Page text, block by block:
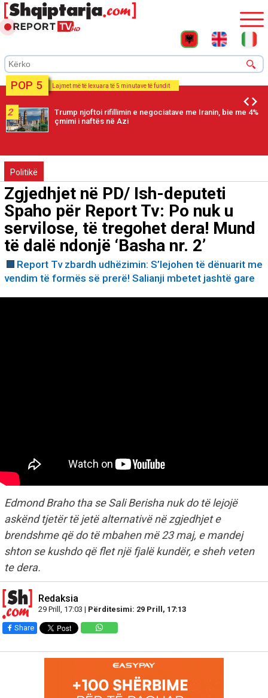
POP 5 Lajmet më të lexuara të 5 minutave të fundit
2
Trump njoftoi rifillimin e negociatave me Iranin, bie me 4%
çmimi i naftës në Azi
Politikë
Zgjedhjet në PD/ Ish-deputeti
Spaho për Report Tv: Po nuk u
servilose, të tregohet dera! Mund
të dalë ndonjë ‘Basha nr. 2’
Report Tv zbardh udhëzimin: S’lejohen të dënuarit me
vendim të formës së prerë! Salianji mbetet jashtë gare
Edmond Braho tha se Sali Berisha nuk do të lejojë
askënd tjetër të jetë alternativë në zgjedhjet e
brendshme që do të mbahen më 23 maj, e mandej
shton se kushdo që flet një fjalë kundër, e sheh veten
te dera.
Redaksia
29 Prill, 17:03 | Përditesimi: 29 Prill, 17:13
Share